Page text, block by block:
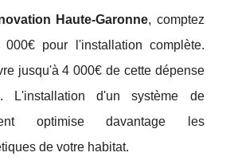
Haute-Garonne, comptez
pour l'installation complète.
jusqu'à 4 000€ de cette dépense
L'installation d'un système de
optimise davantage les
de votre habitat.